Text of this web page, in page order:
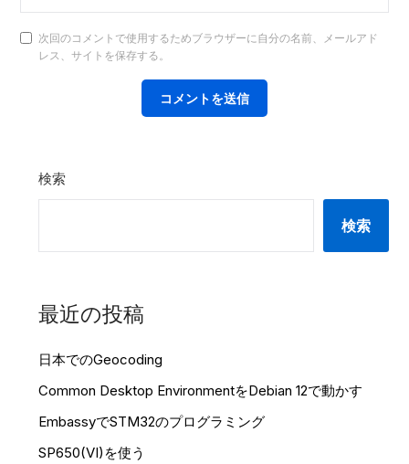
次回のコメントで使用するためブラウザーに自分の名前、メールアド
レス、サイトを保存する。
検索
検索
最近の投稿
日本でのGeocoding
Common Desktop EnvironmentをDebian 12で動かす
EmbassyでSTM32のプログラミング
SP650(VI)を使う